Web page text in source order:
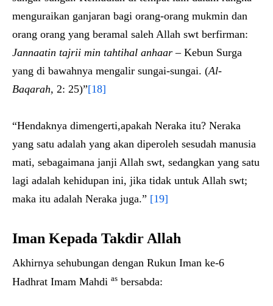
menguraikan ganjaran bagi orang-orang mukmin dan
orang orang yang beramal saleh Allah swt berfirman:
Jannaatin tajrii min tahtihal anhaar – Kebun Surga
yang di bawahnya mengalir sungai-sungai. (Al-
Baqarah, 2: 25)”[18]
“Hendaknya dimengerti,apakah Neraka itu? Neraka
yang satu adalah yang akan diperoleh sesudah manusia
mati, sebagaimana janji Allah swt, sedangkan yang satu
lagi adalah kehidupan ini, jika tidak untuk Allah swt;
maka itu adalah Neraka juga.” [19]
Iman Kepada Takdir Allah
Akhirnya sehubungan dengan Rukun Iman ke-6
Hadhrat Imam Mahdi as bersabda: